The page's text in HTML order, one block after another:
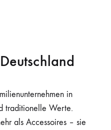
in
traditionelle Werte.
als Accessoires – sie